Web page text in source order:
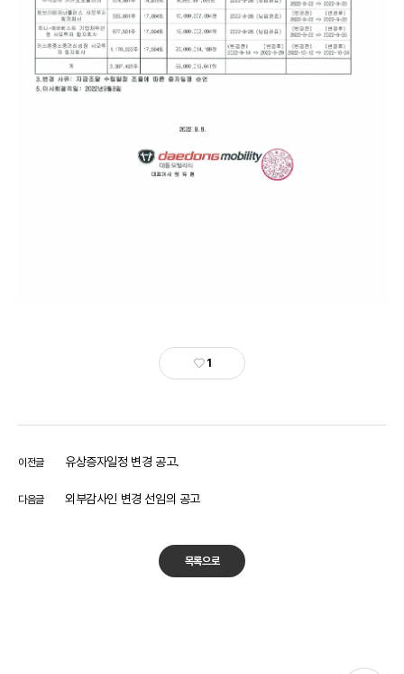
1
이전글 유상증자일정 변경 공고.
다음글 외부감사인 변경 선임의 공고
목록으로